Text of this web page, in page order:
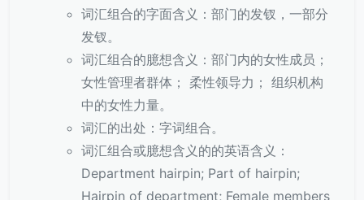
词汇组合的字面含义：部门的发钗，一部分
发钗。
词汇组合的臆想含义：部门内的女性成员；
女性管理者群体； 柔性领导力； 组织机构
中的女性力量。
词汇的出处：字词组合。
词汇组合或臆想含义的的英语含义：
Department hairpin; Part of hairpin;
Hairpin of department; Female members